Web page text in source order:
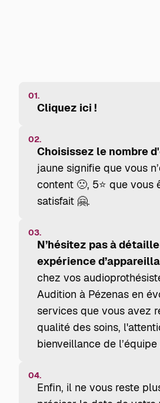
01.
Cliquez ici !
02.
Choisissez le nombre
jaune signifie que vous
content 🙁, 5⭐ que vous
satisfait 🤗.
03.
N’hésitez pas à
expérience
chez vos
Audition à Pézenas en
services que vous avez
qualité des soins,
bienveillance de l’équipe
04.
Enfin, il ne vous reste